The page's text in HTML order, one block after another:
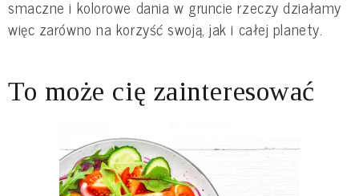
smaczne i kolorowe dania w gruncie rzeczy działamy
więc zarówno na korzyść swoją, jak i całej planety.
To może cię zainteresować